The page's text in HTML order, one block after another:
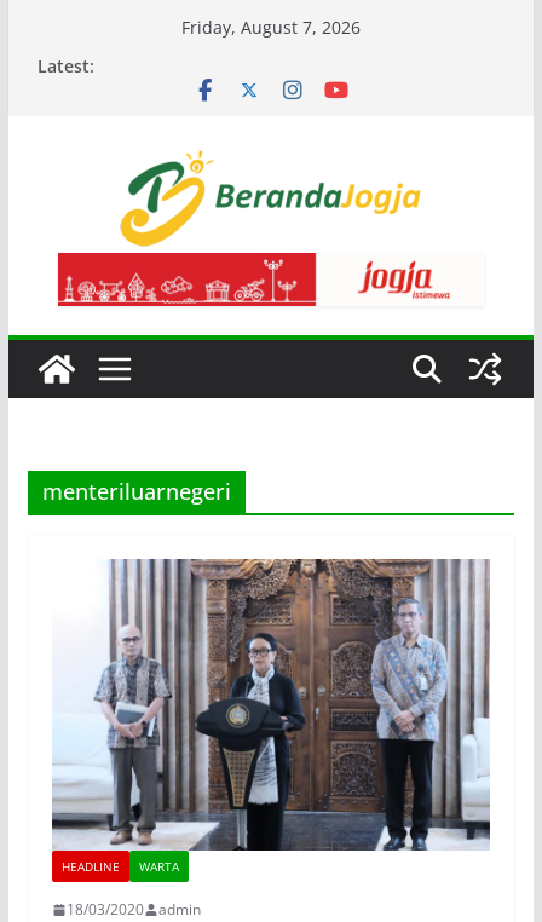
Friday, August 7, 2026
Latest:
menteriluarnegeri
HEADLINE WARTA
18/03/2020 admin